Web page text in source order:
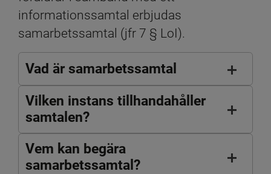
informationssamtal erbjudas
samarbetssamtal (jfr 7 § LoI).
Vad är samarbetssamtal
Vilken instans tillhandahåller
samtalen?
Vem kan begära
samarbetssamtal?